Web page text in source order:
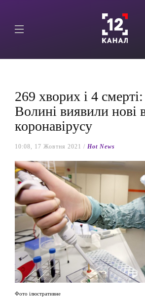
269 хворих і 4
Волині виявили нові
коронавірусу
10:08, 17 Жовтня 2021 / Hot News
Фото ілюстративне